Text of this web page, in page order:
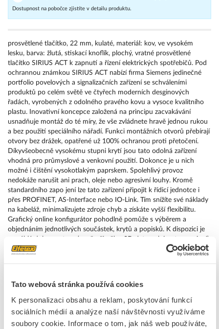
Tato webová stránka používá cookies
K personalizaci obsahu a reklam, poskytování funkcí
sociálních médií a analýze naší návštěvnosti využíváme
soubory cookie. Informace o tom, jak náš web používáte,
Dostupnost na pobočce zjistíte v detailu produktu.
prosvětlené tlačítko, 22 mm, kulaté, materiál: kov, ve vysokém
lesku, barva: žlutá, stiskací knoflík, plochý, vratné prosvětlené
tlačítko SIRIUS ACT k zapnutí a řízení elektrických spotřebičů. Pod
ochrannou známkou SIRIUS ACT nabízí firma Siemens jedinečné
portfolio povelových a signalizačních zařízení se schváleními
produktů po celém světě ve čtyřech moderních desginových
řadách, vyrobených z odolného pravého kovu a vysoce kvalitního
plastu. Inovativní koncepce založená na principu zacvakávání
usnadňuje montáž do té míry, že vše zvládnete hravě jednou rukou
a bez použití speciálního nářadí. Funkci montážních otvorů přebírají
otvory bez drážek, opatřené už 100% ochranou proti přetočení.
Díkyvšeobecně vysokému stupni krytí jsou tato odolná zařízení
vhodná pro průmyslové a venkovní použití. Dokonce je u nich
možné i čištění vysokotlakým paprskem. Spolehlivý provoz
nedokáže narušit ani prach, oleje nebo agresivní louhy. Kromě
standardního zapo jení lze tato zařízení připojit k řídicí jednotce i
přes PROFINET, AS-Interface nebo IO-Link. Tím snížíte své náklady
na kabeláž, minimalizujete zdroje chyb a získáte vyšší flexibilitu.
Grafický online konfigurátor pohodlně pomůže s výběrem a
objednáním jednotlivých součástek, krytů a popisků. K dispozici je
rozsáhlá dokumentace (např. příručka, 3D data, schémata zapojení).
Dodáváme tato provedení: více barev, prosvětlené/neprosvětlené, s
popiskem/bez popisku, zaklapávací/impulzové ovládání, různé výšky
Action při udělování příkazů a hlášení. Jednoduše smontovatelný,
jednoduše silný, jednoduše perfektní.
Značka SIEMENS